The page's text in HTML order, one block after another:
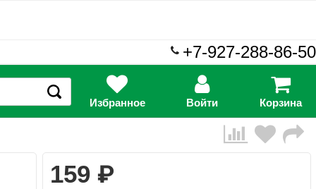
+7-927-288-86-50
Избранное Войти Корзина
159 ₽